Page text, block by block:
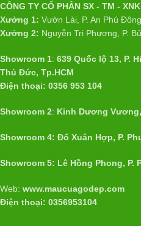
CÔNG TY CỔ PHẦN SX - TM -
Xưởng 1: Vườn Lài, P. An Phú
Xưởng 2: Nguyễn Tri Phương, P.
Showroom 1: 639 Quốc lộ 13, P.
Thủ Đức, Tp.HCM
Điện thoại: 0356 953 104
Showroom 2: Kinh Dương Vương,
Showroom 4: Đổ Xuân Hợp, P.
Showroom 5: Lê Hồng Phong, P.
Web: www.maucuagodep.com
Điện thoại: 0356953104